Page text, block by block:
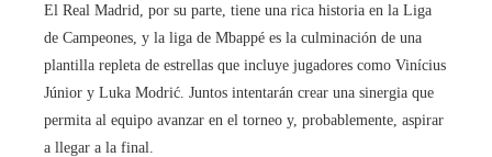
El Real Madrid, por su parte, tiene una rica historia en la Liga
de Campeones, y la liga de Mbappé es la culminación de una
plantilla repleta de estrellas que incluye jugadores como Vinícius
Júnior y Luka Modrić. Juntos intentarán crear una sinergia que
permita al equipo avanzar en el torneo y, probablemente, aspirar
a llegar a la final.